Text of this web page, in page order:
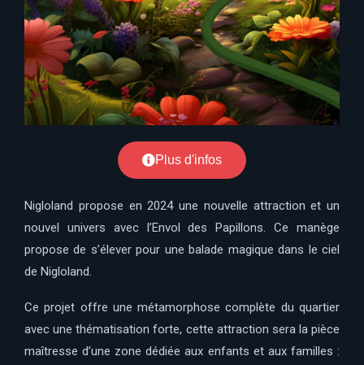
Plus d'infos
Nigloland propose en 2024 une nouvelle attraction et un
nouvel univers avec l’Envol des Papillons. Ce manège
propose de s’élever pour une balade magique dans le ciel
de Nigloland.
Ce projet offre une métamorphose complète du quartier
avec une thématisation forte, cette attraction sera la pièce
maîtresse d’une zone dédiée aux enfants et aux familles :